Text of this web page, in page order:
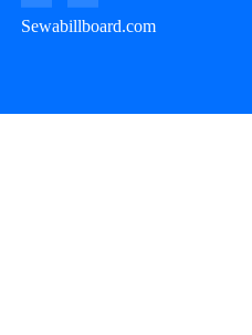
Sewabillboard.com